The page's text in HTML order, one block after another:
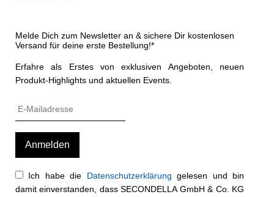
Melde Dich zum Newsletter an & sichere Dir kostenlosen
Versand für deine erste Bestellung!*
Erfahre als Erstes von exklusiven Angeboten, neuen
Produkt-Highlights und aktuellen Events.
Ich habe die Datenschutzerklärung gelesen und bin
damit einverstanden, dass SECONDELLA GmbH & Co. KG